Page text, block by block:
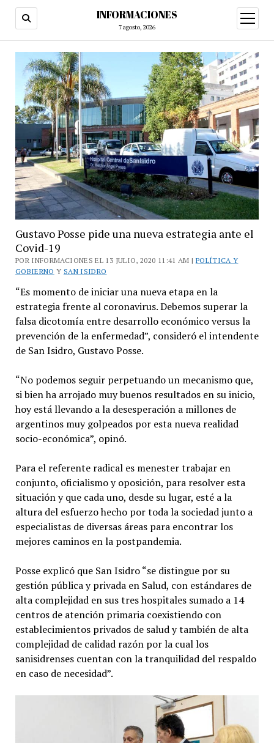
INFORMACIONES
7 agosto, 2026
abrir
menú
Gustavo Posse pide una nueva estrategia ante el
Covid-19
POR INFORMACIONES EL 13 JULIO, 2020 11:41 AM | POLÍTICA Y
GOBIERNO Y SAN ISIDRO
“Es momento de iniciar una nueva etapa en la
estrategia frente al coronavirus. Debemos superar la
falsa dicotomía entre desarrollo económico versus la
prevención de la enfermedad”, consideró el intendente
de San Isidro, Gustavo Posse.
“No podemos seguir perpetuando un mecanismo que,
si bien ha arrojado muy buenos resultados en su inicio,
hoy está llevando a la desesperación a millones de
argentinos muy golpeados por esta nueva realidad
socio-económica”, opinó.
Para el referente radical es menester trabajar en
conjunto, oficialismo y oposición, para resolver esta
situación y que cada uno, desde su lugar, esté a la
altura del esfuerzo hecho por toda la sociedad junto a
especialistas de diversas áreas para encontrar los
mejores caminos en la postpandemia.
Posse explicó que San Isidro “se distingue por su
gestión pública y privada en Salud, con estándares de
alta complejidad en sus tres hospitales sumado a 14
centros de atención primaria coexistiendo con
establecimientos privados de salud y también de alta
complejidad de calidad razón por la cual los
sanisidrenses cuentan con la tranquilidad del respaldo
en caso de necesidad”.